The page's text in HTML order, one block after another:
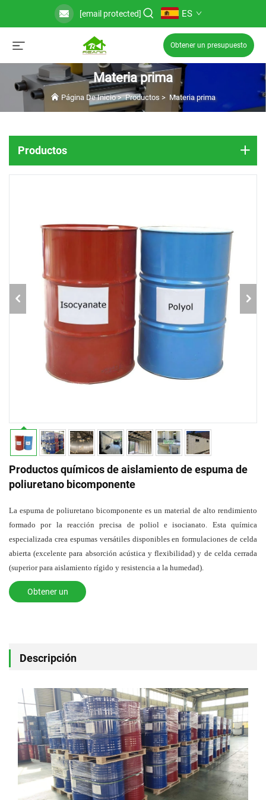
[email protected] ES
Obtener un presupuesto
Materia prima
Página De Inicio>Productos > Materia prima
Productos
Productos químicos de aislamiento de espuma de
poliuretano bicomponente
La espuma de poliuretano bicomponente es un material de alto rendimiento
formado por la reacción precisa de poliol e isocianato. Esta química
especializada crea espumas versátiles disponibles en formulaciones de celda
abierta (excelente para absorción acústica y flexibilidad) y de celda cerrada
(superior para aislamiento rígido y resistencia a la humedad).
Obtener un
Descripción